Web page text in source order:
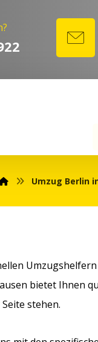
Umzug Berlin
bietet Ihnen
stehen.